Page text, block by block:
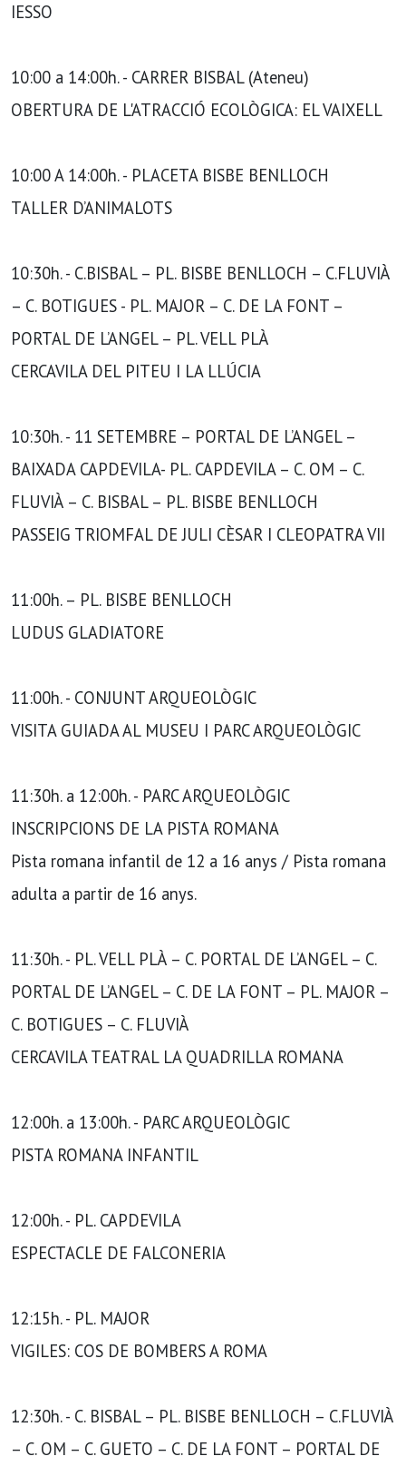
IESSO
10:00 a 14:00h. - CARRER BISBAL (Ateneu)
OBERTURA DE L'ATRACCIÓ ECOLÒGICA: EL VAIXELL
10:00 A 14:00h. - PLACETA BISBE BENLLOCH
TALLER D’ANIMALOTS
10:30h. - C.BISBAL – PL. BISBE BENLLOCH – C.FLUVIÀ
– C. BOTIGUES - PL. MAJOR – C. DE LA FONT –
PORTAL DE L’ANGEL – PL. VELL PLÀ
CERCAVILA DEL PITEU I LA LLÚCIA
10:30h. - 11 SETEMBRE – PORTAL DE L’ANGEL –
BAIXADA CAPDEVILA- PL. CAPDEVILA – C. OM – C.
FLUVIÀ – C. BISBAL – PL. BISBE BENLLOCH
PASSEIG TRIOMFAL DE JULI CÈSAR I CLEOPATRA VII
11:00h. – PL. BISBE BENLLOCH
LUDUS GLADIATORE
11:00h. - CONJUNT ARQUEOLÒGIC
VISITA GUIADA AL MUSEU I PARC ARQUEOLÒGIC
11:30h. a 12:00h. - PARC ARQUEOLÒGIC
INSCRIPCIONS DE LA PISTA ROMANA
Pista romana infantil de 12 a 16 anys / Pista romana
adulta a partir de 16 anys.
11:30h. - PL. VELL PLÀ – C. PORTAL DE L’ANGEL – C.
PORTAL DE L’ANGEL – C. DE LA FONT – PL. MAJOR –
C. BOTIGUES – C. FLUVIÀ
CERCAVILA TEATRAL LA QUADRILLA ROMANA
12:00h. a 13:00h. - PARC ARQUEOLÒGIC
PISTA ROMANA INFANTIL
12:00h. - PL. CAPDEVILA
ESPECTACLE DE FALCONERIA
12:15h. - PL. MAJOR
VIGILES: COS DE BOMBERS A ROMA
12:30h. - C. BISBAL – PL. BISBE BENLLOCH – C.FLUVIÀ
– C. OM – C. GUETO – C. DE LA FONT – PORTAL DE